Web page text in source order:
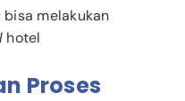
melakukan
hotel
Proses